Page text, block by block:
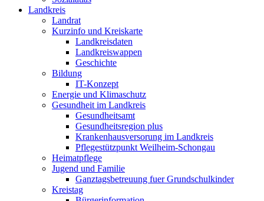
Landkreis
Landrat
Kurzinfo und Kreiskarte
Landkreisdaten
Landkreiswappen
Geschichte
Bildung
IT-Konzept
Energie und Klimaschutz
Gesundheit im Landkreis
Gesundheitsamt
Gesundheitsregion plus
Krankenhausversorung im Landkreis
Pflegestützpunkt Weilheim-Schongau
Heimatpflege
Jugend und Familie
Ganztagsbetreuung fuer Grundschulkinder
Kreistag